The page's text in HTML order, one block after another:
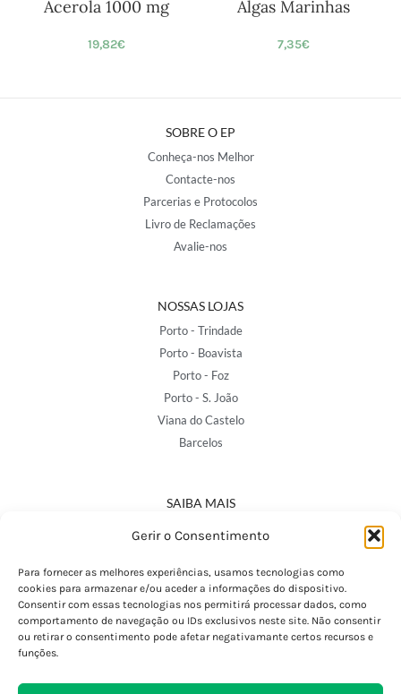
Gerir o Consentimento
Para fornecer as melhores experiências, usamos tecnologias como
cookies para armazenar e/ou aceder a informações do dispositivo.
Consentir com essas tecnologias nos permitirá processar dados, como
comportamento de navegação ou IDs exclusivos neste site. Não consentir
ou retirar o consentimento pode afetar negativamante certos recursos e
funções.
Acerola 1000 mg
19,82€
Algas Marinhas
7,35€
SOBRE O EP
Conheça-nos Melhor
Contacte-nos
Parcerias e Protocolos
Livro de Reclamações
Avalie-nos
NOSSAS LOJAS
Porto - Trindade
Porto - Boavista
Porto - Foz
Porto - S. João
Viana do Castelo
Barcelos
SAIBA MAIS
Política de Privacidade
Termos e Condições
Perguntas Frequentes
Custos de Envio
Encomendas Internacionais
Devoluções e Trocas